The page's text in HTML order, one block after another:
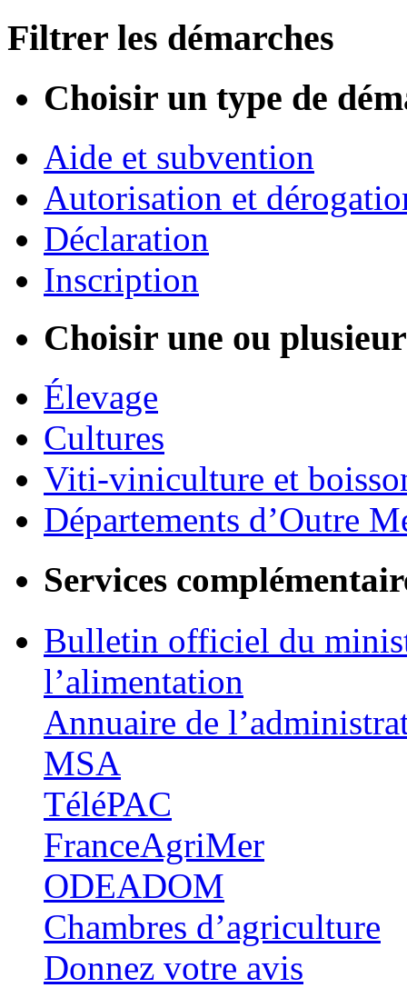
Filtrer les démarches
Choisir un type de
Aide et subvention
Autorisation et
Déclaration
Inscription
Choisir une ou
Élevage
Cultures
Viti-viniculture et
Départements d’Outre
Services
Bulletin officiel du
l’alimentation
Annuaire de
MSA
TéléPAC
FranceAgriMer
ODEADOM
Chambres d’agriculture
Donnez votre avis